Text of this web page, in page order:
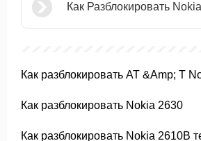
Как Разблокировать
Как разблокировать AT &Amp; T
Как разблокировать Nokia 2630
Как разблокировать Nokia 2610B